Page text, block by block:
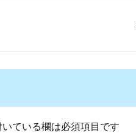
いている欄は必須項目です